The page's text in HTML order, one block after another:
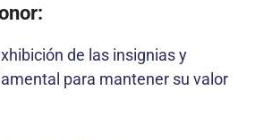
de las insignias y
para mantener su valor